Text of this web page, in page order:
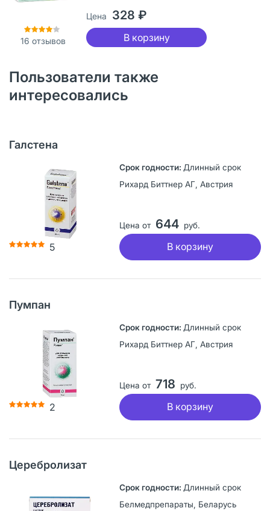
16 отзывов
Цена 328 ₽
В корзину
Пользователи также
интересовались
Галстена
5
Длинный срок
Рихард Биттнер АГ, Австрия
Цена от 644 руб.
В корзину
Пумпан
2
Длинный срок
Рихард Биттнер АГ, Австрия
Цена от 718 руб.
В корзину
Церебролизат
Длинный срок
Белмедпрепараты, Беларусь